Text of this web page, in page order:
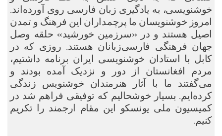
خوشنویسی، به یادگیری زبان فارسی روی آورده‌اند.
امروز خوشنویسان ما پرچمداران این فرهنگ و تمدن
اصیل هستند و در «سرزمین خورشید» حلقه وصل
جهان فرهنگی فارسی‌زبانان هستند. روزی که در
کابل با استادان خوشنویسی ایران برنامه داشتیم،
مردم افغانستان از دور و نزدیک آمده ‌بودند و
می‌گفتند ما با آثار هنرمندان خوشنویس زندگی
کرده‌ایم. بسیار خوشحالیم که توفیقی فراهم شد در
کمیسیون ملی یونسکو این مقام ارجمند را تکریم
کنیم.